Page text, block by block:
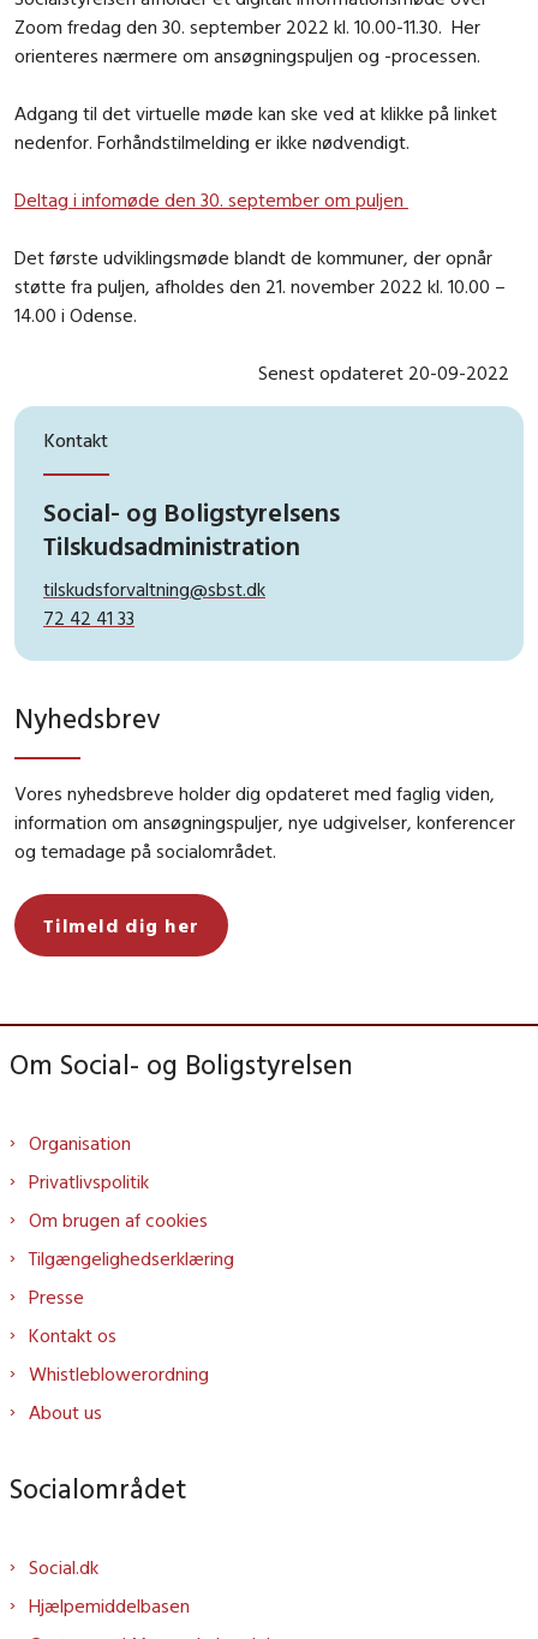
Zoom fredag den 30. september 2022 kl. 10.00-11.30. Her
orienteres nærmere om ansøgningspuljen og -processen.
Adgang til det virtuelle møde kan ske ved at klikke på linket
nedenfor. Forhåndstilmelding er ikke nødvendigt.
Deltag i infomøde den 30. september om puljen
Det første udviklingsmøde blandt de kommuner, der opnår
støtte fra puljen, afholdes den 21. november 2022 kl. 10.00 –
14.00 i Odense.
Senest opdateret 20-09-2022
Kontakt
Social- og Boligstyrelsens
Tilskudsadministration
tilskudsforvaltning@sbst.dk
72 42 41 33
Nyhedsbrev
Vores nyhedsbreve holder dig opdateret med faglig viden,
information om ansøgningspuljer, nye udgivelser, konferencer
og temadage på socialområdet.
Tilmeld dig her
Om Social- og Boligstyrelsen
Organisation
Privatlivspolitik
Om brugen af cookies
Tilgængelighedserklæring
Presse
Kontakt os
Whistleblowerordning
About us
Socialområdet
Social.dk
Hjælpemiddelbasen